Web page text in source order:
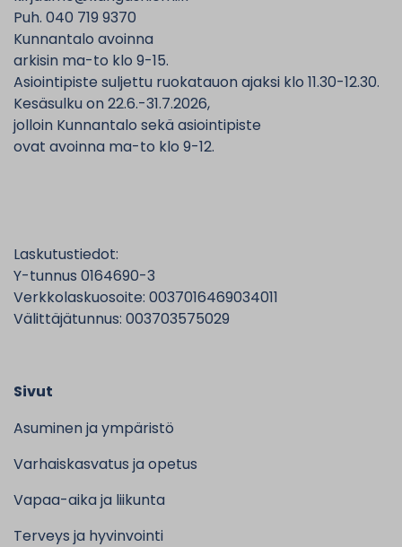
Puh. 040 719 9370
Kunnantalo avoinna
arkisin ma-to klo 9-15.
Asiointipiste suljettu ruokatauon ajaksi klo 11.30-12.30.
Kesäsulku on 22.6.-31.7.2026,
jolloin Kunnantalo sekä asiointipiste
ovat avoinna ma-to klo 9-12.
Laskutustiedot:
Y-tunnus 0164690-3
Verkkolaskuosoite: 0037016469034011
Välittäjätunnus: 003703575029
Sivut
Asuminen ja ympäristö
Varhaiskasvatus ja opetus
Vapaa-aika ja liikunta
Terveys ja hyvinvointi